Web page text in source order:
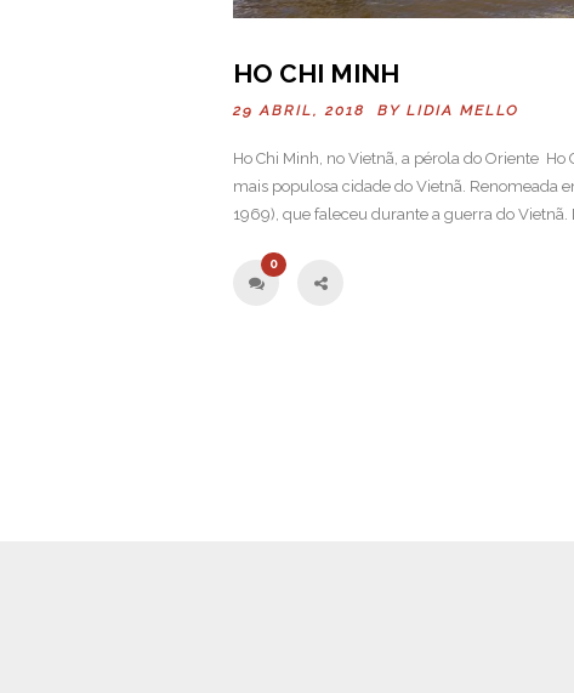
HO CHI MINH
29 ABRIL, 2018 BY LIDIA MELLO
Ho Chi Minh, no Vietnã, a pérola do Oriente
mais populosa cidade do Vietnã. Renomeada
1969), que faleceu durante a guerra do Vietnã.
0